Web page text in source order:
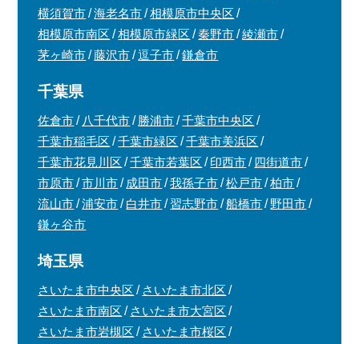
横須賀市
海老名市
相模原市中央区
相模原市南区
相模原市緑区 秦野市
綾瀬市
茅ヶ崎市
藤沢市 逗子市 鎌倉市
千葉県
佐倉市 八千代市 勝浦市
千葉市中央区
千葉市稲毛区
千葉市緑区
千葉市美浜区
千葉市花見川区
千葉市若葉区 印西市
四街道市
市原市
市川市 成田市 我孫子市 松戸市
柏市
流山市
浦安市 白井市 習志野市 船橋市
野田市
鎌ヶ谷市
埼玉県
さいたま市中央区
さいたま市北区
さいたま市南区
さいたま市大宮区
さいたま市岩槻区
さいたま市桜区